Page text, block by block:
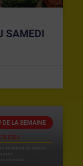
SAMEDI
DE LA SEMAINE